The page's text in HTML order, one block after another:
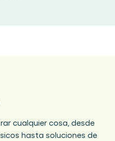
cualquier cosa, desde
hasta soluciones de